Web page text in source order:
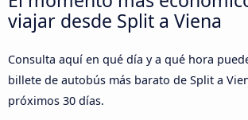
viajar desde Split a Viena
Consulta aquí en qué día y a qué hora
billete de autobús más barato de Split a
próximos 30 días.